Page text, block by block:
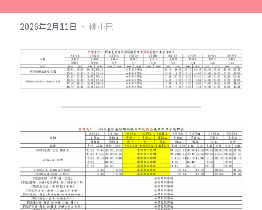
搜索
2026年2月11日 · 桃小巴